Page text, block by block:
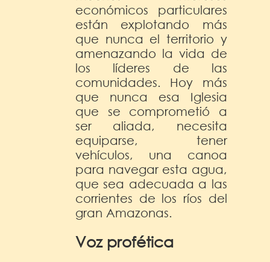
económicos particulares
están explotando más
que nunca el territorio y
amenazando la vida de
los líderes de las
comunidades. Hoy más
que nunca esa Iglesia
que se comprometió a
ser aliada, necesita
equiparse, tener
vehículos, una canoa
para navegar esta agua,
que sea adecuada a las
corrientes de los ríos del
gran Amazonas.
Voz profética